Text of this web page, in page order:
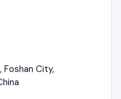
Foshan City,